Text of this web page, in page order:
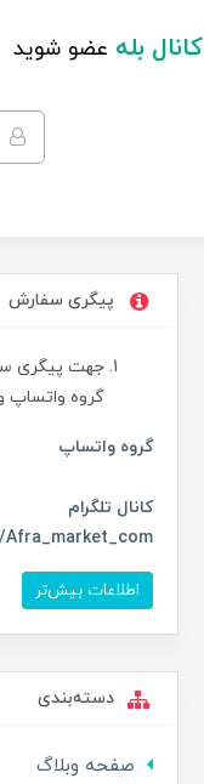
کانال بله عضو شوید
پیگری سفارش
جهت پیگری
گروه واتساپ
گروه واتساپ
کانال تلگرام
اطلاعات بیش‌تر
دسته‌بندی
صفحه وبلاگ